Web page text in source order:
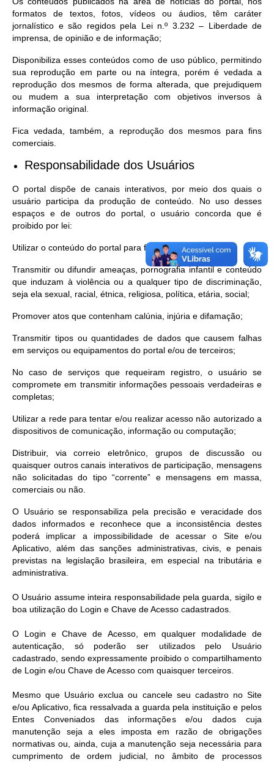
formatos de textos, fotos, vídeos ou áudios, têm caráter
jornalístico e são regidos pela Lei n.º 3.232 – Liberdade de
imprensa, de opinião e de informação;
Disponibiliza esses conteúdos como de uso público, permitindo
sua reprodução em parte ou na íntegra, porém é vedada a
reprodução dos mesmos de forma alterada, que prejudiquem
ou mudem a sua interpretação com objetivos inversos à
informação original.
Fica vedada, também, a reprodução dos mesmos para fins
comerciais.
Responsabilidade dos Usuários
O portal dispõe de canais interativos, por meio dos quais o
usuário participa da produção de conteúdo. No uso desses
espaços e de outros do portal, o usuário concorda que é
proibido por lei:
Utilizar o conteúdo do portal para fins comerciais;
Transmitir ou difundir ameaças, pornografia infantil e conteúdo
que induzam à violência ou a qualquer tipo de discriminação,
seja ela sexual, racial, étnica, religiosa, política, etária, social;
Promover atos que contenham calúnia, injúria e difamação;
Transmitir tipos ou quantidades de dados que causem falhas
em serviços ou equipamentos do portal e/ou de terceiros;
No caso de serviços que requeiram registro, o usuário se
compromete em transmitir informações pessoais verdadeiras e
completas;
Utilizar a rede para tentar e/ou realizar acesso não autorizado a
dispositivos de comunicação, informação ou computação;
Distribuir, via correio eletrônico, grupos de discussão ou
quaisquer outros canais interativos de participação, mensagens
não solicitadas do tipo “corrente” e mensagens em massa,
comerciais ou não.
O Usuário se responsabiliza pela precisão e veracidade dos
dados informados e reconhece que a inconsistência destes
poderá implicar a impossibilidade de acessar o Site e/ou
Aplicativo, além das sanções administrativas, civis, e penais
previstas na legislação brasileira, em especial na tributária e
administrativa.
O Usuário assume inteira responsabilidade pela guarda, sigilo e
boa utilização do Login e Chave de Acesso cadastrados.
O Login e Chave de Acesso, em qualquer modalidade de
autenticação, só poderão ser utilizados pelo Usuário
cadastrado, sendo expressamente proibido o compartilhamento
de Login e/ou Chave de Acesso com quaisquer terceiros.
Mesmo que Usuário exclua ou cancele seu cadastro no Site
e/ou Aplicativo, fica ressalvada a guarda pela instituição e pelos
Entes Conveniados das informações e/ou dados cuja
manutenção seja a eles imposta em razão de obrigações
normativas ou, ainda, cuja a manutenção seja necessária para
cumprimento de ordem judicial, no âmbito de processos